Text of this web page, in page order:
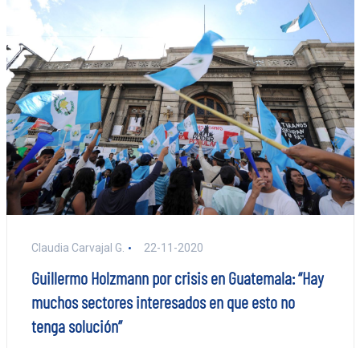
Claudia Carvajal G. 22-11-2020
Guillermo Holzmann por crisis en Guatemala: “Hay
muchos sectores interesados en que esto no
tenga solución”